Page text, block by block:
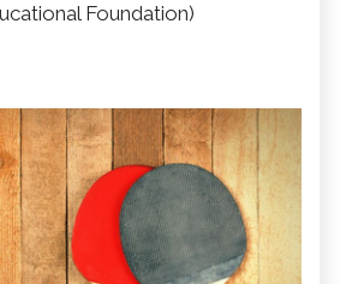
Foundation)